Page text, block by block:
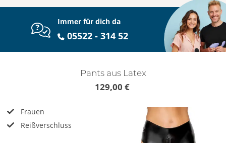
Immer für dich da
05522 - 314 52
Pants aus Latex
129,00 €
Frauen
Reißverschluss